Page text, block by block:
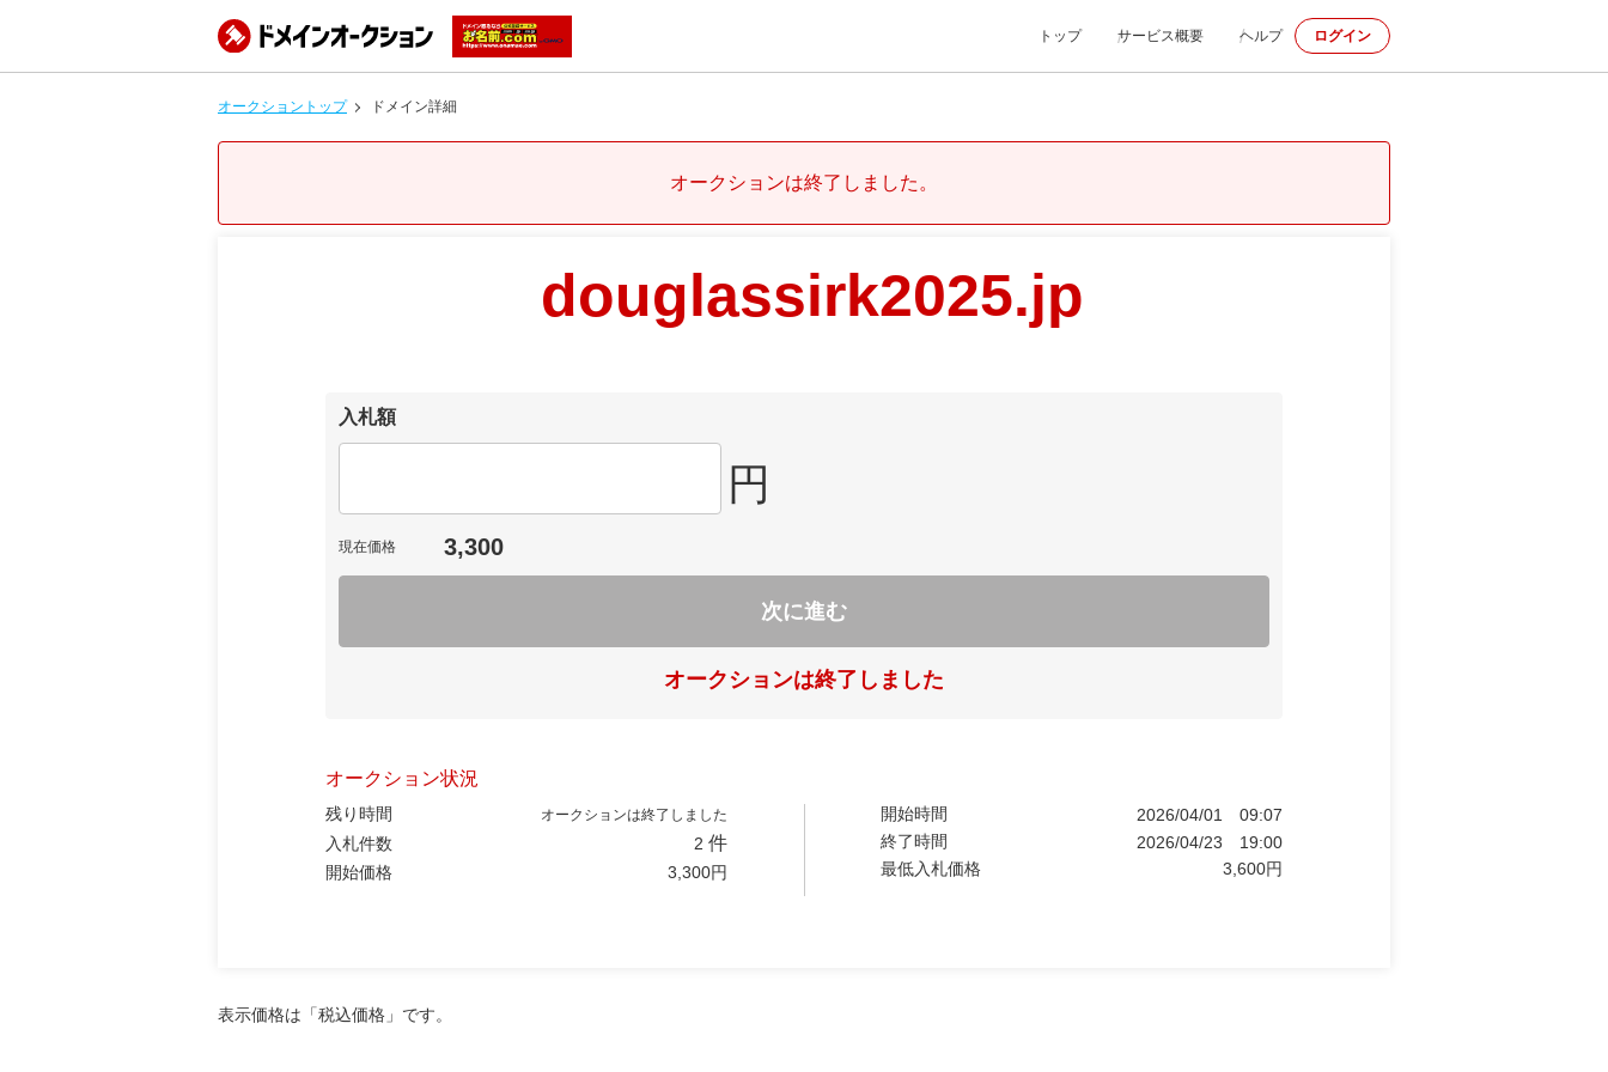
トップ サービス概要 ヘルプ ログイン
オークショントップ ドメイン詳細
オークションは終了しました。
douglassirk2025.jp
入札額
円
現在価格 3,300
次に進む
オークションは終了しました
オークション状況
残り時間 オークションは終了しました
入札件数 2 件
開始価格 3,300円
開始時間 2026/04/01
09:07
終了時間
2026/04/23
19:00
最低入札価格
3,600円
表示価格は「税込価格」です。